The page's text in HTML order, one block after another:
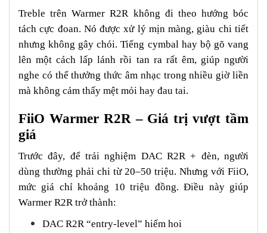
Treble trên Warmer R2R không đi theo hướng bóc
tách cực đoan. Nó được xử lý mịn màng, giàu chi tiết
nhưng không gây chói. Tiếng cymbal hay bộ gõ vang
lên một cách lấp lánh rồi tan ra rất êm, giúp người
nghe có thể thưởng thức âm nhạc trong nhiều giờ liền
mà không cảm thấy mệt mỏi hay đau tai.
FiiO Warmer R2R – Giá trị vượt tầm
giá
Trước đây, để trải nghiệm DAC R2R + đèn, người
dùng thường phải chi từ 20–50 triệu. Nhưng với FiiO,
mức giá chỉ khoảng 10 triệu đồng. Điều này giúp
Warmer R2R trở thành:
DAC R2R “entry-level” hiếm hoi